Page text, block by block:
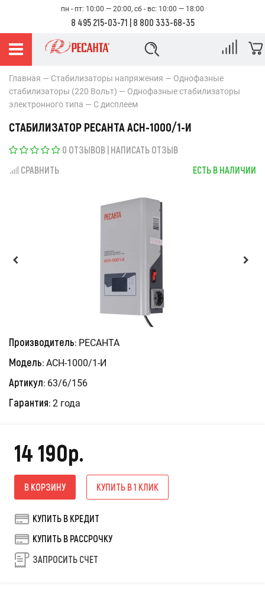
пн - пт: 10:00 — 20:00, сб - вс: 10:00 — 18:00
8 495 215-03-71 | 8 800 333-68-35
Главная Стабилизаторы напряжения
Однофазные
стабилизаторы (220 Вольт)
Однофазные стабилизаторы
электронного типа
С дисплеем
СТАБИЛИЗАТОР РЕСАНТА АСН-1000/1-И
0 ОТЗЫВОВ | НАПИСАТЬ ОТЗЫВ
СРАВНИТЬ
ЕСТЬ В НАЛИЧИИ
Производитель: РЕСАНТА
Модель: АСН-1000/1-И
Артикул: 63/6/156
Гарантия: 2 года
14 190р.
В КОРЗИНУ КУПИТЬ В 1 КЛИК
КУПИТЬ В КРЕДИТ
КУПИТЬ В РАССРОЧКУ
ЗАПРОСИТЬ СЧЕТ